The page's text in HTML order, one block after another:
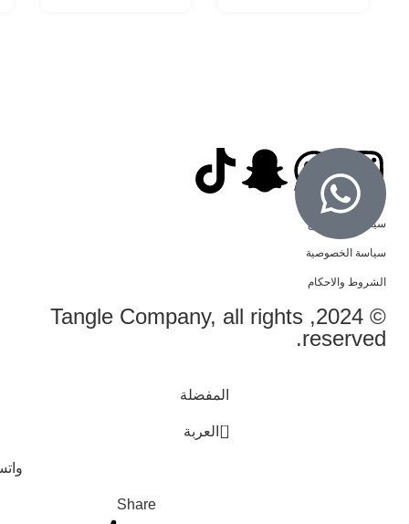
سياسة الاسترجاع
سياسة الخصوصية
الشروط والاحكام
© 2024, Tangle Company, all rights
reserved.
المفضلة
0 العربة
Share